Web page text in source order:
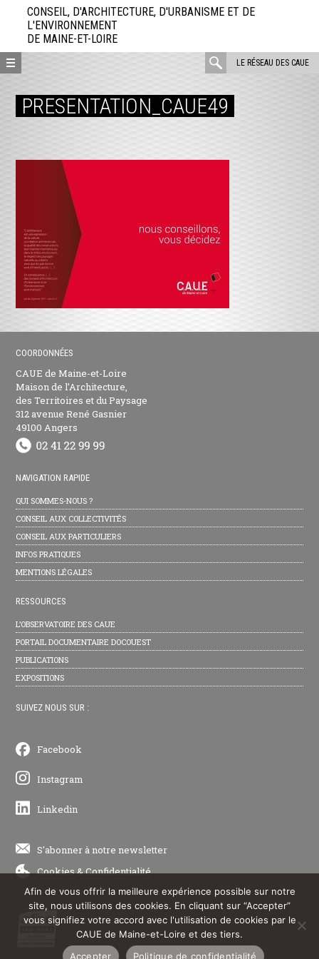
directement
contenu
CONSEIL, D'ARCHITECTURE, D'URBANISME ET DE
L'ENVIRONNEMENT
DE MAINE-ET-LOIRE
LE RÉSEAU DES CAUE
rechercher
PRESENTATION_CAUE49
COORDONNÉES
CAUE de Maine-et-Loire
Maison de l’Architecture,
des Territoires et du Paysage
312 avenue René Gasnier
49100 Angers
NAVIGATION RAPIDE
QUI SOMMES-NOUS ?
CONSEIL AUX COLLECTIVITÉS
CONSEIL AUX PARTICULIERS
INFOS PRATIQUES
MENTIONS LÉGALES
RESSOURCES
L’OBSERVATOIRE DES CAUE
PORTAIL DOCUMENTAIRE DOCOUEST
PUBLICATIONS
EXPOSITIONS
SUIVEZ NOUS SUR :
Facebook
Instagram
Linkedin
S'abonner à notre newsletter
Cookies&Confidentialité
Afin de vous offrir la meilleure expérience possible sur notre
site, nous utilisons des cookies. En cliquant sur “Accepter”
vous signifiez votre accord avec l'utilisation de cookies par le
CAUE de Maine-et-Loire et des tiers.
Accepter
Politique de confidentialité